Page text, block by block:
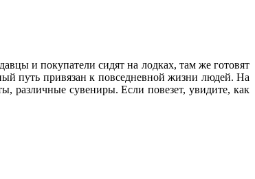
и покупатели сидят на лодках, там же готовят
путь привязан к повседневной жизни людей. На
различные сувениры. Если повезет, увидите, как